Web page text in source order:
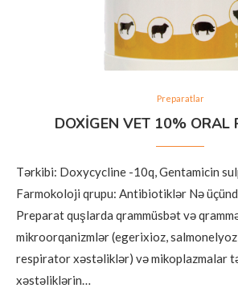
Preparatlar
DOXİGEN VET 10% ORAL
Tərkibi: Doxycycline -10q, Gentamicin
Farmokoloji qrupu: Antibiotiklər Nə
Preparat quşlarda qrammüsbət və
mikroorqanizmlər (egerixioz,
respirator xəstəliklər) və mikoplazmalar
xəstəliklərin…